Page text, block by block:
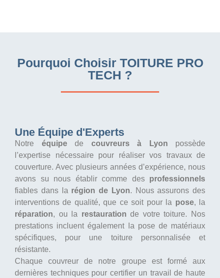
Pourquoi Choisir TOITURE PRO
TECH ?
Une Équipe d'Experts
Notre équipede couvreurs à Lyon possède
l’expertise nécessaire pour réaliser vos travaux de
couverture. Avec plusieurs années d’expérience, nous
avons su nous établir comme des professionnels
fiables dans la région de Lyon. Nous assurons des
interventions de qualité, que ce soit pour la pose, la
réparation, ou la restauration de votre toiture. Nos
prestations incluent également la pose de matériaux
spécifiques, pour une toiture personnalisée et
résistante.
Chaque couvreur de notre groupe est formé aux
dernières techniques pour certifier un travail de haute